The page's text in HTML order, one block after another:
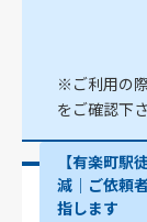
※ご利用の
をご確認下
【有楽町駅
減｜ご依頼
指します